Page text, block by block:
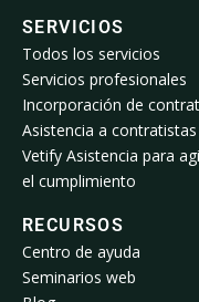
SERVICIOS
Todos los servicios
Servicios profesionales
Incorporación de
Asistencia a contratistas
Vetify Asistencia para
el cumplimiento
RECURSOS
Centro de ayuda
Seminarios web